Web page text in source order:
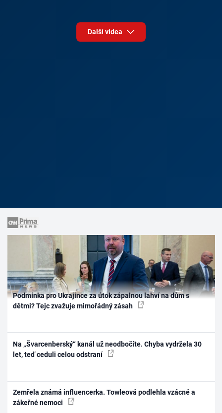
Další videa
Podmínka pro Ukrajince za útok zápalnou lahví na dům s
dětmi? Tejc zvažuje mimořádný zásah
Na „Švarcenberský“ kanál už neodbočíte. Chyba vydržela 30
let, teď ceduli celou odstraní
Zemřela známá influencerka. Towleová podlehla vzácné a
zákeřné nemoci